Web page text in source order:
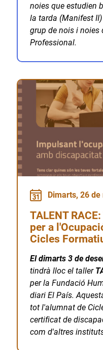
noies que estudien
la tarda (Manifest
grup de nois i noies
Professional.
Dimarts, 26
TALENT
per a
Cicles
El dimarts 3 de
tindrà lloc el taller
per laFundació
diariEl País.
tot l'alumnat de
certificat de
com d'altres